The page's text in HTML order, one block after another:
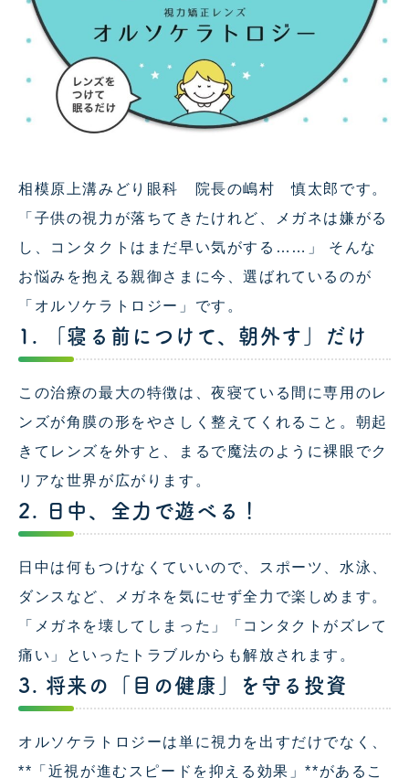
相模原上溝みどり眼科 院長の嶋村 慎太郎です。
「子供の視力が落ちてきたけれど、メガネは嫌がる
し、コンタクトはまだ早い気がする……」 そんな
お悩みを抱える親御さまに今、選ばれているのが
「オルソケラトロジー」です。
1. 「寝る前につけて、朝外す」だけ
この治療の最大の特徴は、夜寝ている間に専用のレ
ンズが角膜の形をやさしく整えてくれること。朝起
きてレンズを外すと、まるで魔法のように裸眼でク
リアな世界が広がります。
2. 日中、全力で遊べる！
日中は何もつけなくていいので、スポーツ、水泳、
ダンスなど、メガネを気にせず全力で楽しめます。
「メガネを壊してしまった」「コンタクトがズレて
痛い」といったトラブルからも解放されます。
3. 将来の「目の健康」を守る投資
オルソケラトロジーは単に視力を出すだけでなく、
**「近視が進むスピードを抑える効果」**があるこ